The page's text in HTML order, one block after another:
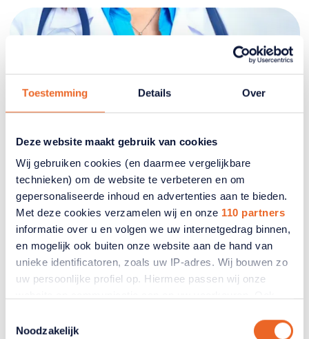
Toestemming Details Over
Deze website maakt gebruik van cookies
Wij gebruiken cookies (en daarmee vergelijkbare
technieken) om de website te verbeteren en om
gepersonaliseerde inhoud en advertenties aan te bieden.
Met deze cookies verzamelen wij en onze 110 partners
informatie over u en volgen we uw internetgedrag binnen,
en mogelijk ook buiten onze website aan de hand van
unieke identificatoren, zoals uw IP-adres. Wij bouwen zo
uw persoonlijke profiel op. Hiermee passen wij onze
van uw recente internetgedrag. Ook delen we mogelijk
Noodzakelijk
Eigen risico en betalingen
Betaal ik eigen risico voor de
huisarts?
huisartsbezoek. Medicijnen of onderzoeken die de